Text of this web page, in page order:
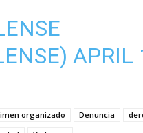
APRIL
organizado Denuncia